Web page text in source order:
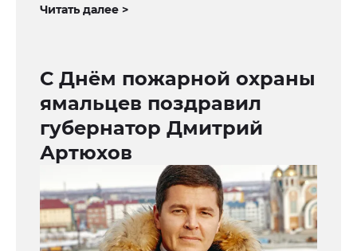
Читать далее >
С Днём пожарной охраны
ямальцев поздравил
губернатор Дмитрий
Артюхов